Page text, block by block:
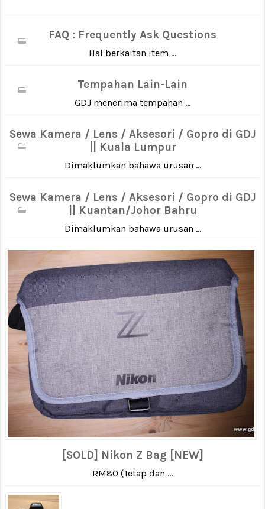
FAQ : Frequently Ask Questions
Hal berkaitan item ...
Tempahan Lain-Lain
GDJ menerima tempahan ...
Sewa Kamera / Lens / Aksesori / Gopro di GDJ
|| Kuala Lumpur
Dimaklumkan bahawa urusan ...
Sewa Kamera / Lens / Aksesori / Gopro di GDJ
|| Kuantan/Johor Bahru
Dimaklumkan bahawa urusan ...
[SOLD] Nikon Z Bag [NEW]
RM80 (Tetap dan ...